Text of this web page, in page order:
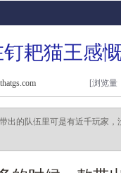
耙猫王感
[浏览量
出的队伍里可是有近千玩家